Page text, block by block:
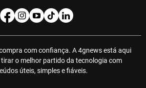
com confiança. A 4gnews está aqui
o melhor partido da tecnologia com
úteis, simples e fiáveis.